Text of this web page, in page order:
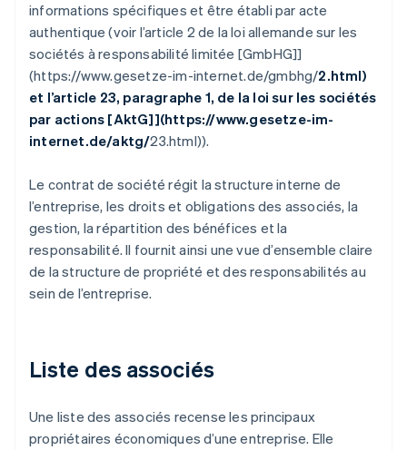
informations spécifiques et être établi par acte
authentique (voir l’article 2 de la loi allemande sur les
sociétés à responsabilité limitée [GmbHG]]
(https://www.gesetze-im-internet.de/gmbhg/2.html)
et l’article 23, paragraphe 1, de la loi sur les sociétés
par actions [AktG]](https://www.gesetze-im-
internet.de/aktg/23.html)).
Le contrat de société régit la structure interne de
l’entreprise, les droits et obligations des associés, la
gestion, la répartition des bénéfices et la
responsabilité. Il fournit ainsi une vue d’ensemble claire
de la structure de propriété et des responsabilités au
sein de l’entreprise.
Liste des associés
Une liste des associés recense les principaux
propriétaires économiques d’une entreprise. Elle